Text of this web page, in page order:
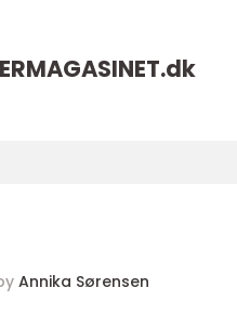
dk
Annika Sørensen